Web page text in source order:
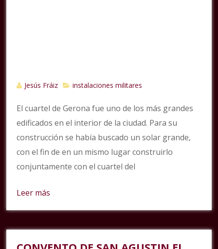
Jesús Fráiz instalaciones militares
El cuartel de Gerona fue uno de los más grandes
edificados en el interior de la ciudad. Para su
construcción se había buscado un solar grande,
con el fin de en un mismo lugar construirlo
conjuntamente con el cuartel del
Leer más